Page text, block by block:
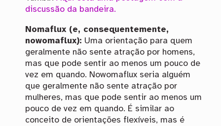
discussão da bandeira.
Nomaflux (e, consequentemente,
nowomaflux): Uma orientação para quem
geralmente não sente atração por homens,
mas que pode sentir ao menos um pouco de
vez em quando. Nowomaflux seria alguém
que geralmente não sente atração por
mulheres, mas que pode sentir ao menos um
pouco de vez em quando. É similar ao
conceito de orientações flexíveis, mas é